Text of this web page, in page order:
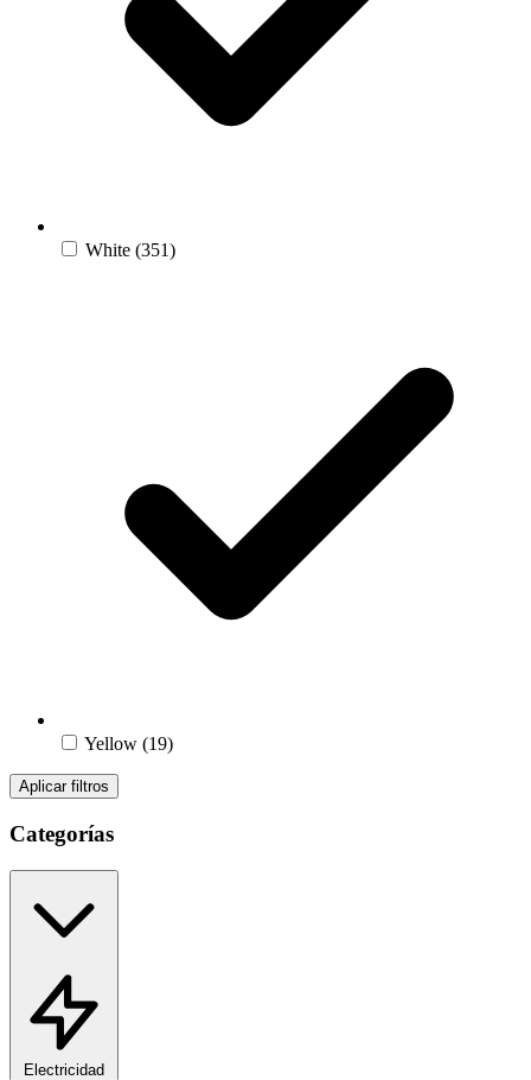
White (351)
Yellow (19)
Aplicar filtros
Categorías
Electricidad